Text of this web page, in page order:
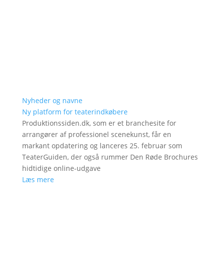
Nyheder og navne
Ny platform for teaterindkøbere
Produktionssiden.dk, som er et branchesite for
arrangører af professionel scenekunst, får en
markant opdatering og lanceres 25. februar som
TeaterGuiden, der også rummer Den Røde Brochures
hidtidige online-udgave
Læs mere